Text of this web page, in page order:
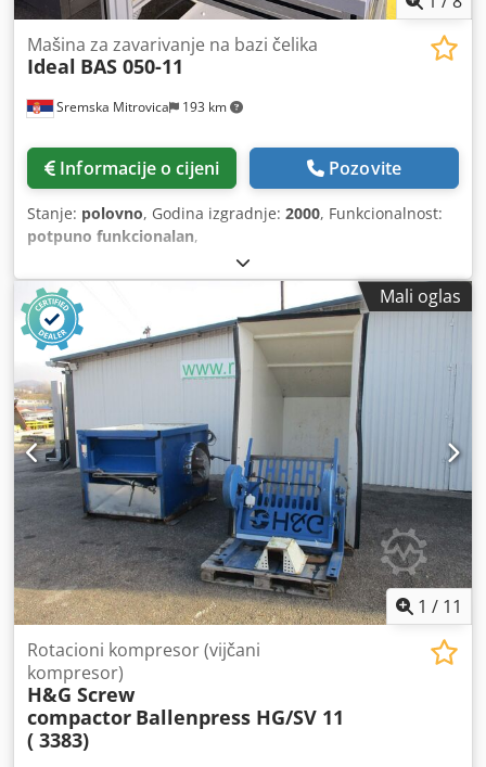
Sremska Mitrovica 193 km
Mašina za zavarivanje na bazi čelika
Ideal BAS 050-11
Informacije o cijeni Pozovite
Stanje: polovno, Godina izgradnje: 2000, Funkcionalnost:
potpuno funkcionalan,
Mali oglas
1 / 11
Rotacioni kompresor (vijčani
kompresor)
H&G Screw
compactor Ballenpress HG/SV 11
( 3383)